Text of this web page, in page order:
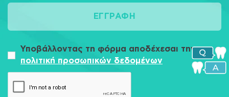
ΕΓΓΡΑΦΉ
Υποβάλλοντας τη φόρμα αποδέχεσαι την
πολιτική προσωπικών δεδομένων